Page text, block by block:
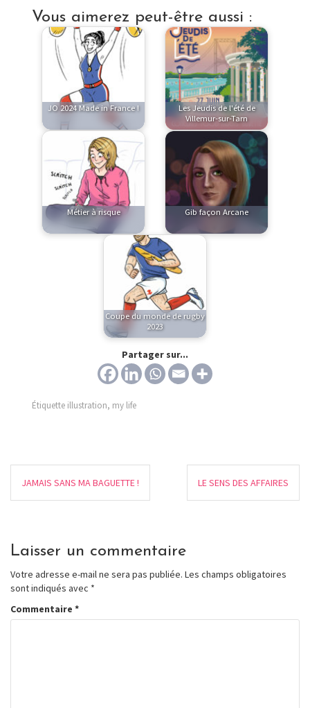
Vous aimerez peut-être aussi :
JO 2024 Made in France !
Les Jeudis de l'été de
Villemur-sur-Tarn
Métier à risque Gib façon Arcane
Coupe du monde de rugby
2023
Partager sur...
Étiquette illustration, my life
JAMAIS SANS MA BAGUETTE ! LE SENS DES AFFAIRES
Laisser un commentaire
Votre adresse e-mail ne sera pas publiée. Les champs obligatoires
sont indiqués avec *
Commentaire *